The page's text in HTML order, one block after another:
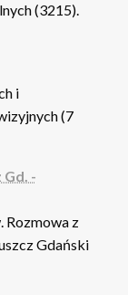
(3215).
i
(7
Gd. -
Rozmowa z
Gdański